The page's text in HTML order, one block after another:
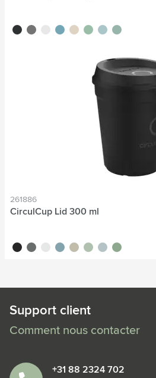
noir gris pierre
blanc cassé
bleu moyen
beigevert clairbleu clairvert moyen
261886
CirculCup Lid 300 ml
noir gris pierre
blanc cassé
bleu moyen
beigevert clairbleu clairvert moyen
Support client
Comment nous contacter
+31 88 2324 702